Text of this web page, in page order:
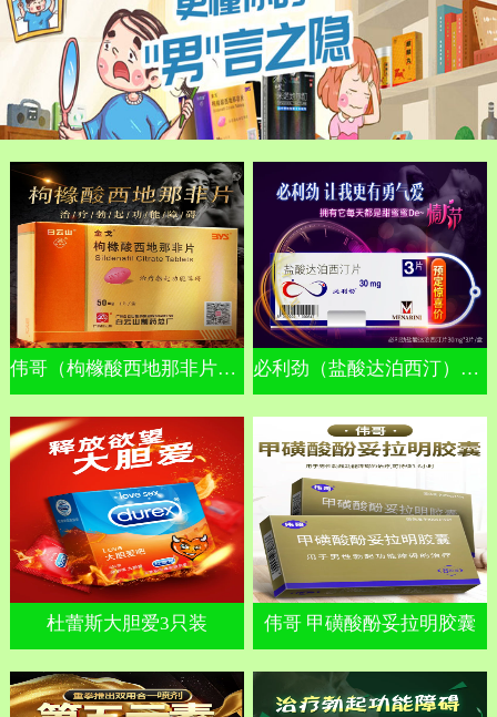
伟哥（枸橼酸西地那非片）金戈 必利劲（盐酸达泊西汀）早泄
杜蕾斯大胆爱3只装 伟哥 甲磺酸酚妥拉明胶囊